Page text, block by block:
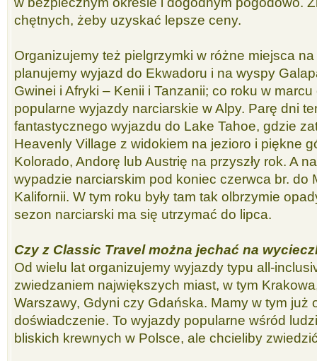
chętnych, żeby uzyskać lepsze ceny.
Organizujemy też pielgrzymki w różne miejsca
planujemy wyjazd do Ekwadoru i na wyspy
Gwinei i Afryki – Kenii i Tanzanii; co roku w
popularne wyjazdy narciarskie w Alpy. Parę dni
fantastycznego wyjazdu do Lake Tahoe, gdzie
Heavenly Village z widokiem na jezioro i piękne
Kolorado, Andorę lub Austrię na przyszły rok. A
wypadzie narciarskim pod koniec czerwca br. do
Kalifornii. W tym roku były tam tak olbrzymie
sezon narciarski ma się utrzymać do lipca.
Czy z Classic Travel można jechać na
Od wielu lat organizujemy wyjazdy typu all-
zwiedzaniem największych miast, w tym
Warszawy, Gdyni czy Gdańska. Mamy w tym już
doświadczenie. To wyjazdy popularne wśród
bliskich krewnych w Polsce, ale chcieliby